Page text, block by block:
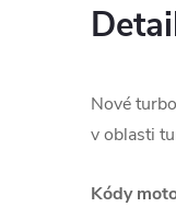
Nové
v oblasti
Kódy